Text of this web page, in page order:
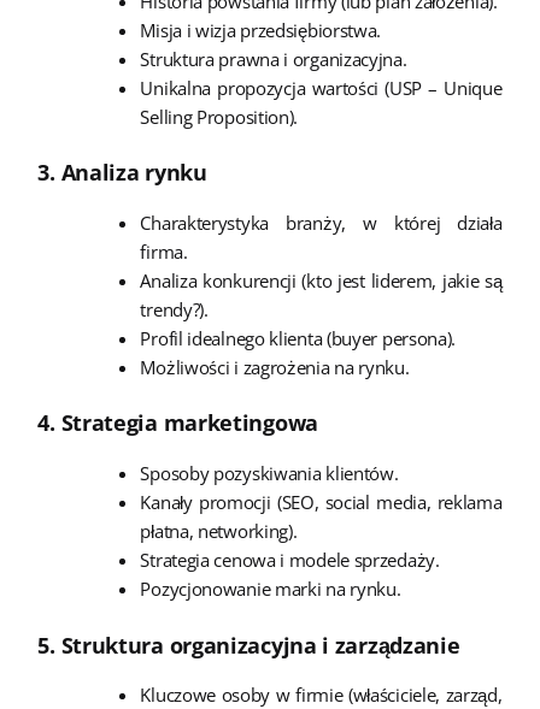
Misja i wizja przedsiębiorstwa.
Struktura prawna i organizacyjna.
Unikalna propozycja wartości (USP – Unique
Selling Proposition).
3. Analiza rynku
Charakterystyka branży, w której działa
firma.
Analiza konkurencji (kto jest liderem, jakie są
trendy?).
Profil idealnego klienta (buyer persona).
Możliwości i zagrożenia na rynku.
4. Strategia marketingowa
Sposoby pozyskiwania klientów.
Kanały promocji (SEO, social media, reklama
płatna, networking).
Strategia cenowa i modele sprzedaży.
Pozycjonowanie marki na rynku.
5. Struktura organizacyjna i zarządzanie
Kluczowe osoby w firmie (właściciele, zarząd,